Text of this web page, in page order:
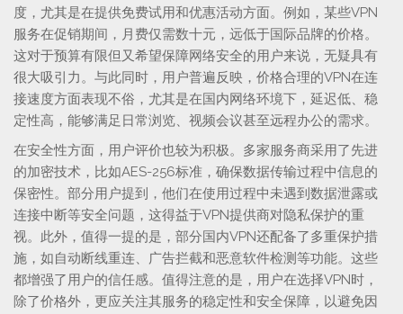
度，尤其是在提供免费试用和优惠活动方面。例如，某些VPN
服务在促销期间，月费仅需数十元，远低于国际品牌的价格。
这对于预算有限但又希望保障网络安全的用户来说，无疑具有
很大吸引力。与此同时，用户普遍反映，价格合理的VPN在连
接速度方面表现不俗，尤其是在国内网络环境下，延迟低、稳
定性高，能够满足日常浏览、视频会议甚至远程办公的需求。
在安全性方面，用户评价也较为积极。多家服务商采用了先进
的加密技术，比如AES-256标准，确保数据传输过程中信息的
保密性。部分用户提到，他们在使用过程中未遇到数据泄露或
连接中断等安全问题，这得益于VPN提供商对隐私保护的重
视。此外，值得一提的是，部分国内VPN还配备了多重保护措
施，如自动断线重连、广告拦截和恶意软件检测等功能。这些
都增强了用户的信任感。值得注意的是，用户在选择VPN时，
除了价格外，更应关注其服务的稳定性和安全保障，以避免因